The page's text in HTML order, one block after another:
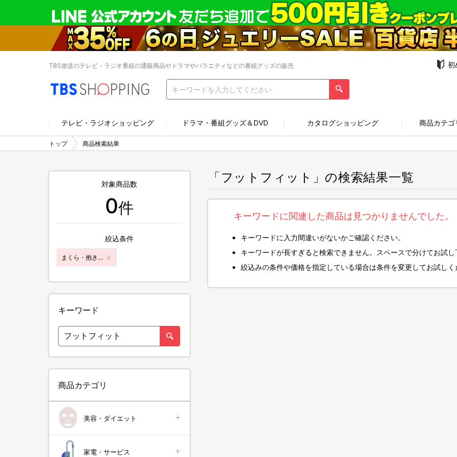
TBS放送のテレビ・ラジオ番組の通販商品やドラマやバラエティなどの番組グッズの販売 初
テレビ・ラジオショッピング ドラマ・番組グッズ＆DVD カタログショッピング 商品カテゴ
トップ 商品検索結果
「フットフィット」の検索結果一覧
キーワードに関連した商品は見つかりませんでした。
キーワードに入力間違いがないかご確認ください。
キーワードが長すぎると検索できません。スペースで分けてお試し
絞込みの条件や価格を指定している場合は条件を変更してお試しく
対象商品数
0件
絞込条件
まくら・抱きまくら
キーワード
商品カテゴリ
美容・ダイエット
家電・サービス